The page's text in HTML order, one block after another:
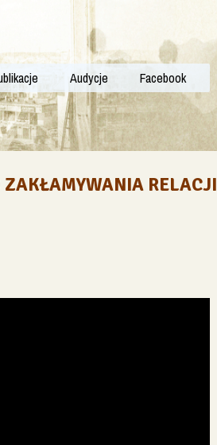
Audycje Facebook
RELACJI